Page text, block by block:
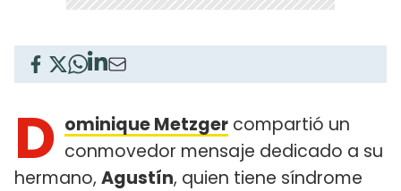
D ominique Metzger compartió un
conmovedor mensaje dedicado a su
hermano, Agustín, quien tiene síndrome